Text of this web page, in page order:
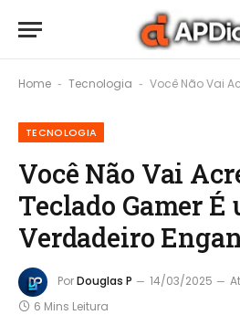
Home - Tecnologia - Você Não Vai Acreditar:
TECNOLOGIA
Você Não Vai
Teclado Gamer É
Verdadeiro
PorDouglas P 14/03/2025
6 Mins Leitura